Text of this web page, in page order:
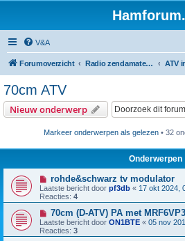
V&A
Forumoverzicht Radio zendamateur, luisteramateur en elektronica zelfbouw
70cm ATV
Nieuw onderwerp
Markeer onderwerpen als gelezen • 32
Onderwerpen
rohde&schwarz tv modulator
Laatste bericht door pf3db « 17 okt 2024,
Reacties: 4
70cm (D-ATV) PA met
Laatste bericht door ON1BTE « 05 nov
Reacties: 3